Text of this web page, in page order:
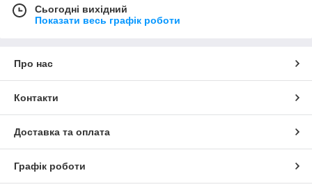
Сьогодні вихідний
Показати весь графік роботи
Про нас
Контакти
Доставка та оплата
Графік роботи